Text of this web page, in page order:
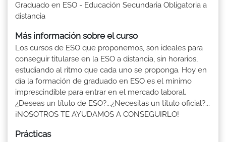
Graduado en ESO - Educación Secundaria Obligatoria a
distancia
Más información sobre el curso
Los cursos de ESO que proponemos, son ideales para
conseguir titularse en la ESO a distancia, sin horarios,
estudiando al ritmo que cada uno se proponga. Hoy en
día la formación de graduado en ESO es el mínimo
imprescindible para entrar en el mercado laboral.
¿Deseas un título de ESO?...¿Necesitas un título oficial?...
¡NOSOTROS TE AYUDAMOS A CONSEGUIRLO!
Prácticas